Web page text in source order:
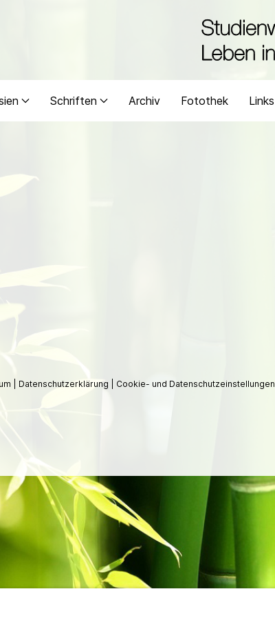
Schriften Archiv Fotothek Links
Datenschutzerklärung Cookie- und Datenschutzeinstellungen